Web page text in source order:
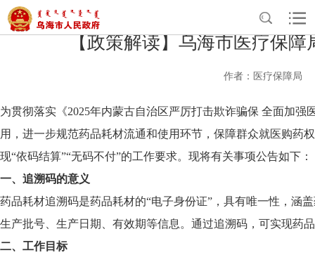
【政策解读】乌海市医疗保
作者：医疗保障局
为贯彻落实 《2025年内蒙古自治区严厉打击欺诈骗保 全面加强
用 ，进一步规范药品耗材流通和使用环节，保障群众就医购药
现“依码结算”“无码不付”的工作要求。 现将有关事项公告如下：
一、追溯码的意义
药品耗材追溯码是药品耗材的“电子身份证”，具有唯一性，涵
生产批号、生产日期、有效期等信息。通过追溯码，可实现药
二、工作目标